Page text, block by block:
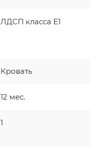
ЛДСП класса Е1
Кровать
12 мес.
1